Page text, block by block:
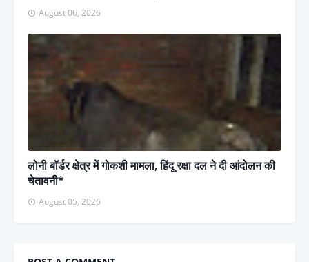
August 06, 2026
लोनी बॉर्डर क्षेत्र में गोकशी मामला, हिंदू रक्षा दल ने दी आंदोलन की
चेतावनी*
August 05, 2026